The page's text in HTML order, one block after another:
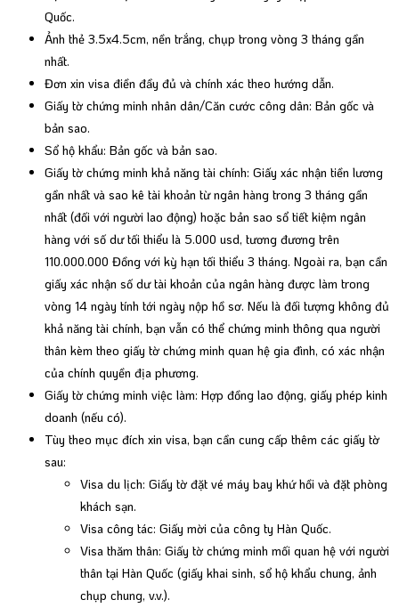
Quốc.
Ảnh thẻ 3.5x4.5cm, nền trắng, chụp trong vòng 3 tháng gần
nhất.
Đơn xin visa điền đầy đủ và chính xác theo hướng dẫn.
Giấy tờ chứng minh nhân dân/Căn cước công dân: Bản gốc và
bản sao.
Sổ hộ khẩu: Bản gốc và bản sao.
Giấy tờ chứng minh khả năng tài chính: Giấy xác nhận tiền lương
gần nhất và sao kê tài khoản từ ngân hàng trong 3 tháng gần
nhất (đối với người lao động) hoặc bản sao sổ tiết kiệm ngân
hàng với số dư tối thiểu là 5.000 usd, tương đương trên
110.000.000 Đồng với kỳ hạn tối thiểu 3 tháng. Ngoài ra, bạn cần
giấy xác nhận số dư tài khoản của ngân hàng được làm trong
vòng 14 ngày tính tới ngày nộp hồ sơ. Nếu là đối tượng không đủ
khả năng tài chính, bạn vẫn có thể chứng minh thông qua người
thân kèm theo giấy tờ chứng minh quan hệ gia đình, có xác nhận
của chính quyền địa phương.
Giấy tờ chứng minh việc làm: Hợp đồng lao động, giấy phép kinh
doanh (nếu có).
Tùy theo mục đích xin visa, bạn cần cung cấp thêm các giấy tờ
sau:
Visa du lịch: Giấy tờ đặt vé máy bay khứ hồi và đặt phòng
khách sạn.
Visa công tác: Giấy mời của công ty Hàn Quốc.
Visa thăm thân: Giấy tờ chứng minh mối quan hệ với người
thân tại Hàn Quốc (giấy khai sinh, sổ hộ khẩu chung, ảnh
chụp chung, v.v.).